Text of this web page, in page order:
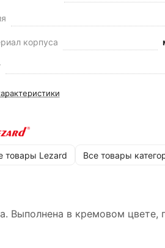
корпуса
товары Lezard Все товары
в кремовом цвете,